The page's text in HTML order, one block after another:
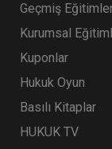
Geçmiş
Kurumsal
Kuponlar
Hukuk Oyun
Basılı Kitaplar
HUKUK TV